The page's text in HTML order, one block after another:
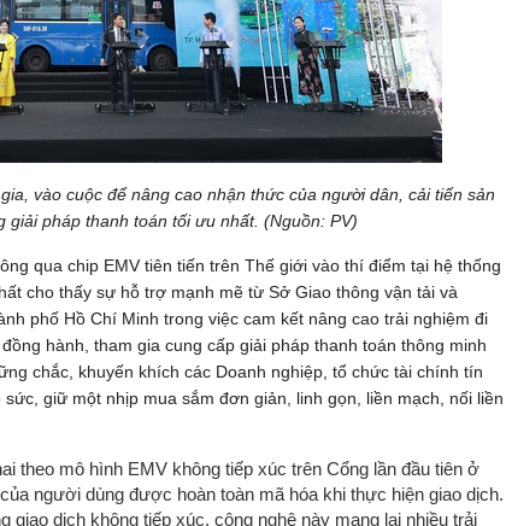
vào cuộc để nâng cao nhận thức của người dân, cải tiến sản
giải pháp thanh toán tối ưu nhất. (Nguồn: PV)
qua chip EMV tiên tiến trên Thế giới vào thí điểm tại hệ thống
cho thấy sự hỗ trợ mạnh mẽ từ Sở Giao thông vận tải và
phố Hồ Chí Minh trong việc cam kết nâng cao trải nghiệm đi
hành, tham gia cung cấp giải pháp thanh toán thông minh
chắc, khuyến khích các Doanh nghiệp, tổ chức tài chính tín
giữ một nhịp mua sắm đơn giản, linh gọn, liền mạch, nối liền
theo mô hình EMV không tiếp xúc trên Cổng lần đầu tiên ở
người dùng được hoàn toàn mã hóa khi thực hiện giao dịch.
giao dịch không tiếp xúc, công nghệ này mang lại nhiều trải